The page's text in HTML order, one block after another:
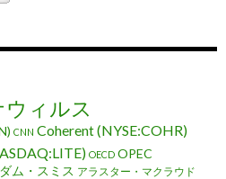
ィルス
CNN Coherent (NYSE:COHR)
OECD OPEC
ム・スミス アラスター・マクラウド